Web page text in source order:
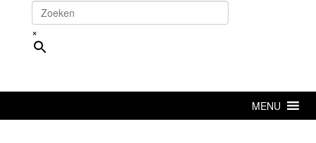
×
MENU